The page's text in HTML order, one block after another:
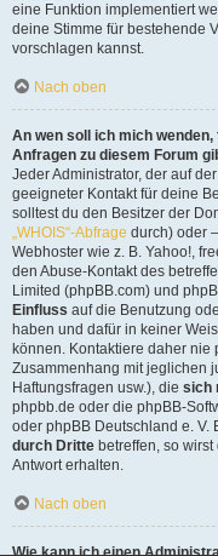
eine Funktion implementiert
deine Stimme für bestehende
vorschlagen kannst.
Nach oben
An wen soll ich mich
Anfragen zu diesem Forum
Jeder Administrator, der auf
geeigneter Kontakt für deine
solltest du den Besitzer der
„WHOIS“-Abfrage durch) oder
Webhoster wie z. B. Yahoo!,
den Abuse-Kontakt des
Limited (phpBB.com) und
Einfluss auf die Benutzung
haben und dafür in keiner
können. Kontaktiere daher nie
Zusammenhang mit jeglichen
Haftungsfragen usw.), die sich
phpbb.de oder die phpBB-
oder phpBB Deutschland e. V.
durch Dritte betreffen, so
Antwort erhalten.
Nach oben
Wie kann ich einen